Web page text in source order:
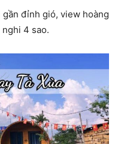
gần đỉnh gió, view hoàng
4 sao.